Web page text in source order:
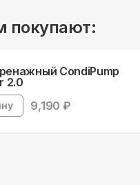
покупают:
CondiPump
2.0
9,190 ₽